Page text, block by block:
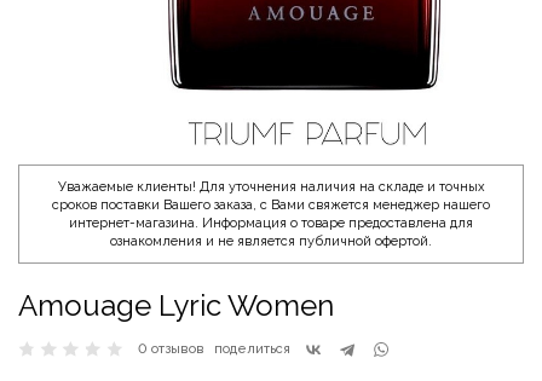
Уважаемые клиенты! Для уточнения наличия на складе и точных
сроков поставки Вашего заказа, с Вами свяжется менеджер нашего
интернет-магазина. Информация о товаре предоставлена для
ознакомления и не является публичной офертой.
Amouage Lyric Women
0 отзывов поделиться